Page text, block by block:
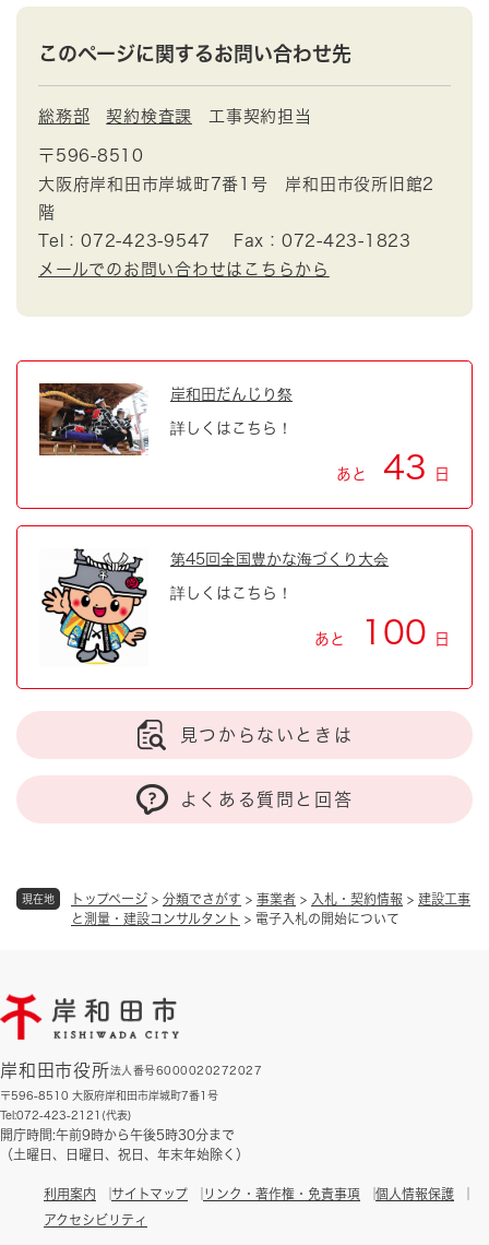
現在地 トップページ > 分類でさがす > 事業者 > 入札・契約情報 > 建設工事
と測量・建設コンサルタント > 電子入札の開始について
このページに関するお問い合わせ先
総務部 契約検査課 工事契約担当
〒596-8510
大阪府岸和田市岸城町7番1号 岸和田市役所旧館2
階
Tel：072-423-9547
Fax：072-423-1823
メールでのお問い合わせはこちらから
岸和田だんじり祭
詳しくはこちら！
あと 43 日
第45回全国豊かな海づくり大会
詳しくはこちら！
あと 100 日
見つからないときは
よくある質問と回答
岸和田市役所法人番号6000020272027
〒596-8510 大阪府岸和田市岸城町7番1号
Tel:072-423-2121(代表)
開庁時間:午前9時から午後5時30分まで
（土曜日、日曜日、祝日、年末年始除く）
利用案内 サイトマップ リンク・著作権・免責事項
個人情報保護
アクセシビリティ